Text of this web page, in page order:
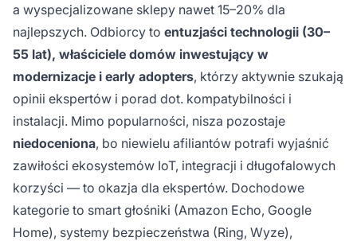
a wyspecjalizowane sklepy nawet 15–20% dla
najlepszych. Odbiorcy to entuzjaści technologii (30–
55 lat), właściciele domów inwestujący w
modernizacje i early adopters, którzy aktywnie szukają
opinii ekspertów i porad dot. kompatybilności i
instalacji. Mimo popularności, nisza pozostaje
niedoceniona, bo niewielu afiliantów potrafi wyjaśnić
zawiłości ekosystemów IoT, integracji i długofalowych
korzyści — to okazja dla ekspertów. Dochodowe
kategorie to smart głośniki (Amazon Echo, Google
Home), systemy bezpieczeństwa (Ring, Wyze),